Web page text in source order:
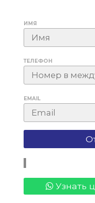
ИМЯ
ТЕЛЕФОН
EMAIL
Узнать